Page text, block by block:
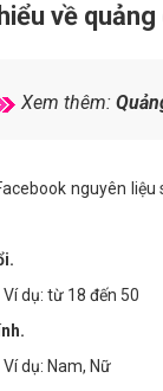
về
Xem thêm:
nguyên
Ví dụ: từ 18 đến 50
Ví dụ: Nam, Nữ